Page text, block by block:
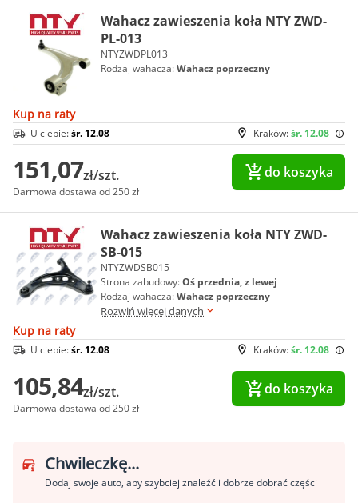
Wahacz zawieszenia koła NTY ZWD-
PL-013
NTYZWDPL013
Rodzaj wahacza:Wahacz poprzeczny
Kup na raty
Kraków:śr. 12.08
U ciebie:śr. 12.08
151,07zł/szt.
Darmowa dostawa od 250 zł
do koszyka
Wahacz zawieszenia koła NTY ZWD-
SB-015
NTYZWDSB015
Strona zabudowy:Oś przednia, z lewej
Rodzaj wahacza:Wahacz poprzeczny
Rozwiń więcej danych
Kup na raty
Kraków:śr. 12.08
U ciebie:śr. 12.08
105,84zł/szt.
Darmowa dostawa od 250 zł
do koszyka
Chwileczkę...
Dodaj swoje auto, aby szybciej znaleźć i dobrze dobrać części